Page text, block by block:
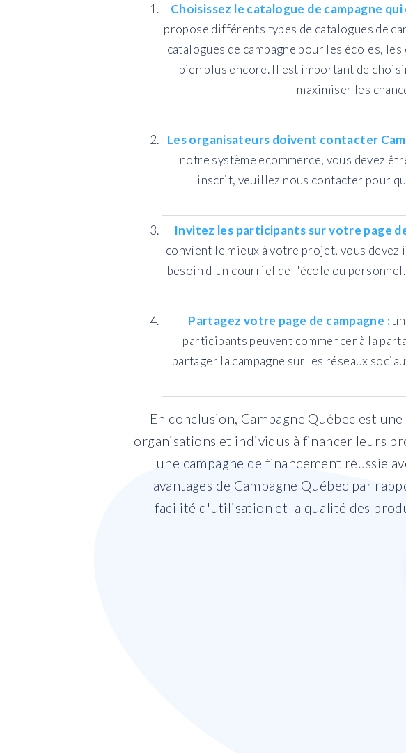
Choisissez le catalogue de campagne
propose différents types de catalogues de
catalogues de campagne pour les écoles,
bien plus encore. Il est important de
maximiser les
Les organisateurs doivent contacter
notre système ecommerce, vous devez
inscrit, veuillez nous contacter pour
Invitez les participants sur votre page
convient le mieux à votre projet, vous
besoin d'un courriel de l'école ou
Partagez votre page de campagne :
participants peuvent commencer à la
partager la campagne sur les réseaux
En conclusion, Campagne Québec est
organisations et individus à financer leurs
une campagne de financement réussie
avantages de Campagne Québec par
facilité d'utilisation et la qualité des